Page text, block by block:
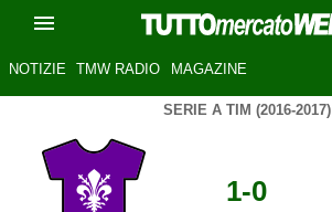
NOTIZIE TMW RADIO MAGAZINE
SERIE A TIM (2016-2017)
1-0